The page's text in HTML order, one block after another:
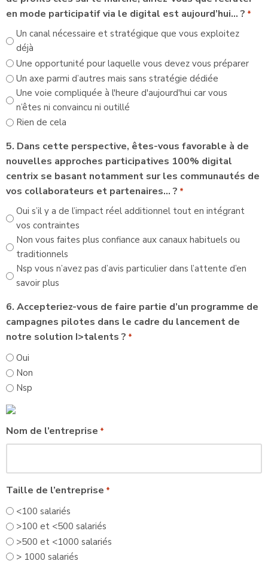
en mode participatif via le digital est aujourd’hui… ? *
Un canal nécessaire et stratégique que vous exploitez
déjà
Une opportunité pour laquelle vous devez vous préparer
Un axe parmi d’autres mais sans stratégie dédiée
Une voie compliquée à l'heure d'aujourd'hui car vous
n’êtes ni convaincu ni outillé
Rien de cela
5. Dans cette perspective, êtes-vous favorable à de
nouvelles approches participatives 100% digital
centrix se basant notamment sur les communautés de
vos collaborateurs et partenaires… ? *
Oui s’il y a de l’impact réel additionnel tout en intégrant
vos contraintes
Non vous faites plus confiance aux canaux habituels ou
traditionnels
Nsp vous n’avez pas d’avis particulier dans l’attente d’en
savoir plus
6. Accepteriez-vous de faire partie d’un programme de
campagnes pilotes dans le cadre du lancement de
notre solution I>talents ? *
Oui
Non
Nsp
Nom de l’entreprise *
Taille de l’entreprise *
<100 salariés
>100 et <500 salariés
>500 et <1000 salariés
> 1000 salariés